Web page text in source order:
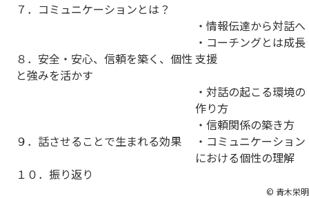
７．コミュニケーションとは？
８．安全・安心、信頼を築く、個性
と強みを活かす
９．話させることで生まれる効果
１０．振り返り
・情報伝達から対話へ
・コーチングとは成長
支援
・対話の起こる環境の
作り方
・信頼関係の築き方
・コミュニケーション
における個性の理解
© 青木栄明